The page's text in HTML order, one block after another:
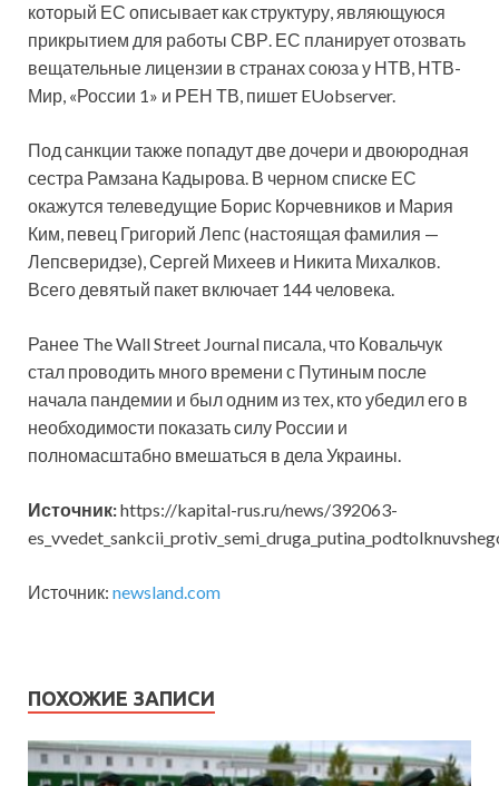
который ЕС описывает как структуру, являющуюся
прикрытием для работы СВР. ЕС планирует отозвать
вещательные лицензии в странах союза у НТВ, НТВ-
Мир, «России 1» и РЕН ТВ, пишет EUobserver.
Под санкции также попадут две дочери и двоюродная
сестра Рамзана Кадырова. В черном списке ЕС
окажутся телеведущие Борис Корчевников и Мария
Ким, певец Григорий Лепс (настоящая фамилия —
Лепсверидзе), Сергей Михеев и Никита Михалков.
Всего девятый пакет включает 144 человека.
Ранее The Wall Street Journal писала, что Ковальчук
стал проводить много времени с Путиным после
начала пандемии и был одним из тех, кто убедил его в
необходимости показать силу России и
полномасштабно вмешаться в дела Украины.
Источник:https://kapital-rus.ru/news/392063-
Источник: newsland.com
ПОХОЖИЕ ЗАПИСИ